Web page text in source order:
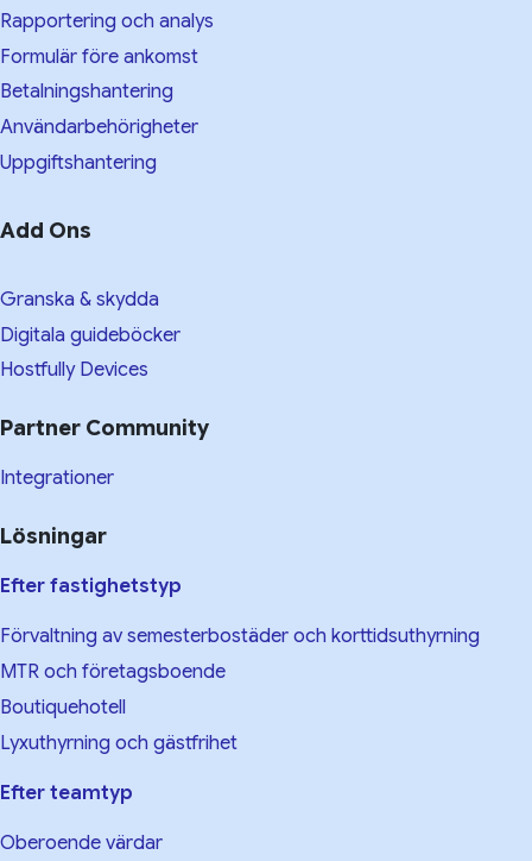
Rapportering och analys
Formulär före ankomst
Betalningshantering
Användarbehörigheter
Uppgiftshantering
Add Ons
Granska & skydda
Digitala guideböcker
Hostfully Devices
Partner Community
Integrationer
Lösningar
Efter fastighetstyp
Förvaltning av semesterbostäder och korttidsuthyrning
MTR och företagsboende
Boutiquehotell
Lyxuthyrning och gästfrihet
Efter teamtyp
Oberoende värdar